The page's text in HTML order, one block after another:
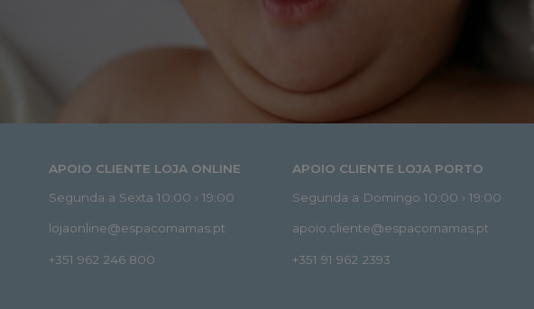
APOIO CLIENTE LOJA ONLINE
Segunda a Sexta 10:00 › 19:00
lojaonline@espacomamas.pt
+351 962 246 800
APOIO CLIENTE LOJA PORTO
Segunda a Domingo 10:00 › 19:00
apoio.cliente@espacomamas.pt
+351 91 962 2393